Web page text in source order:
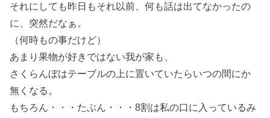
それにしても昨日もそれ以前、何も話は出てなかったの
に、突然だなぁ。
（何時もの事だけど）
あまり果物が好きではない我が家も、
さくらんぼはテーブルの上に置いていたらいつの間にか
無くなる。
もちろん・・・たぶん・・・8割は私の口に入っているみ